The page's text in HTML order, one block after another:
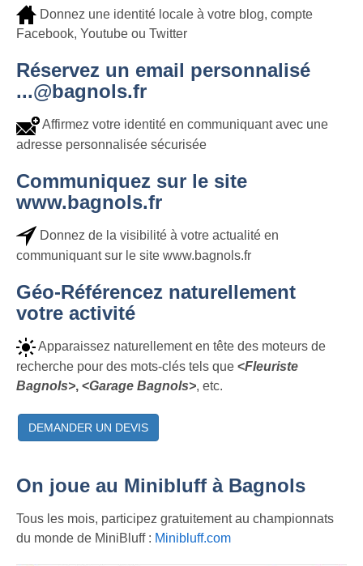
Donnez une identité locale à votre blog, compte
Facebook, Youtube ou Twitter
Réservez un email personnalisé
...@bagnols.fr
Affirmez votre identité en communiquant avec une
adresse personnalisée sécurisée
Communiquez sur le site
www.bagnols.fr
Donnez de la visibilité à votre actualité en
communiquant sur le site www.bagnols.fr
Géo-Référencez naturellement
votre activité
Apparaissez naturellement en tête des moteurs de
recherche pour des mots-clés tels que <Fleuriste
Bagnols>, <Garage Bagnols>, etc.
DEMANDER UN DEVIS
On joue au Minibluff à Bagnols
Tous les mois, participez gratuitement au championnats
du monde de MiniBluff : Minibluff.com